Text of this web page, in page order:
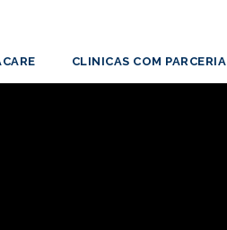
CLINICAS COM PARCERIA